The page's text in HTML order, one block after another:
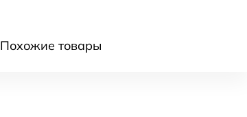
Похожие товары